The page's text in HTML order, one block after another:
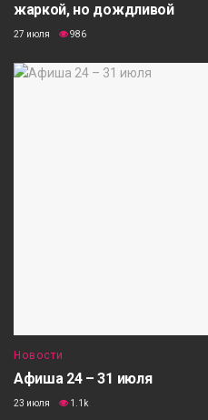
жаркой, но дождливой
27 июля 986
Новости
Афиша 24 – 31 июля
23 июля 1.1k